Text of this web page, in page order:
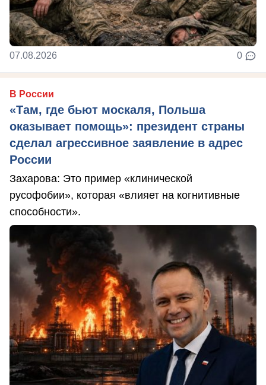
07.08.2026 0
В России
«Там, где бьют москаля, Польша
оказывает помощь»: президент страны
сделал агрессивное заявление в адрес
России
Захарова: Это пример «клинической
русофобии», которая «влияет на когнитивные
способности».